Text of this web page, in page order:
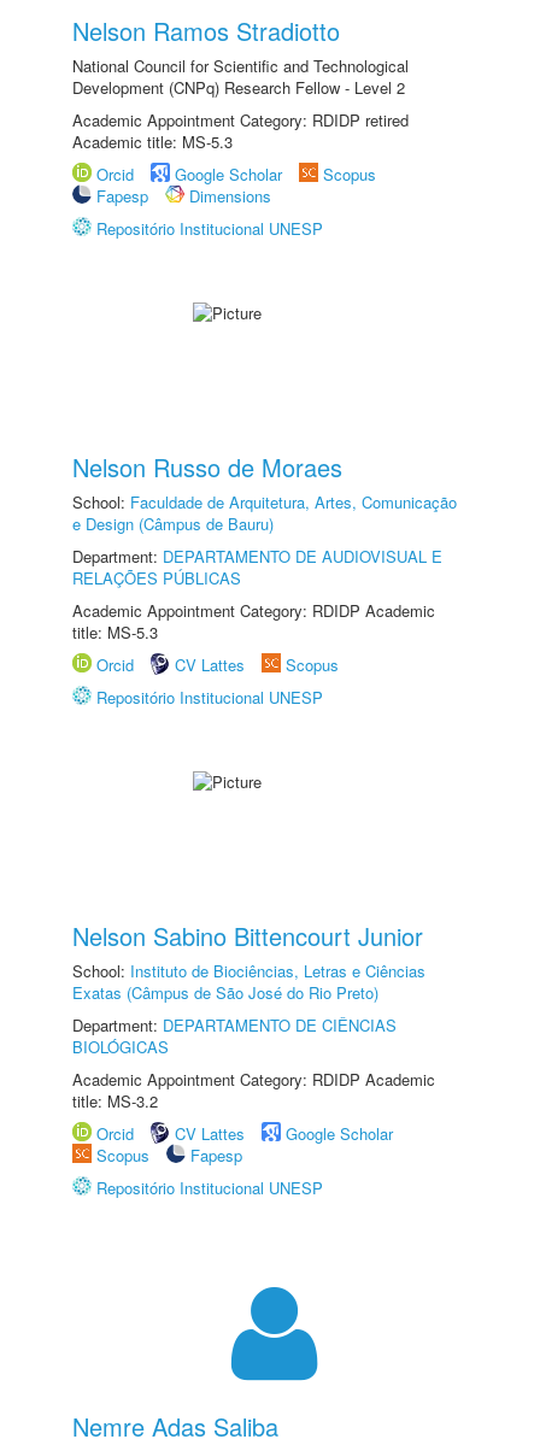
Nelson Ramos Stradiotto
National Council for Scientific and Technological
Development (CNPq) Research Fellow - Level 2
Academic Appointment Category: RDIDP retired
Academic title: MS-5.3
Orcid
Google Scholar
Scopus
Fapesp
Dimensions
Repositório Institucional UNESP
Nelson Russo de Moraes
School: Faculdade de Arquitetura, Artes, Comunicação
e Design (Câmpus de Bauru)
Department: DEPARTAMENTO DE AUDIOVISUAL E
RELAÇÕES PÚBLICAS
Academic Appointment Category: RDIDP Academic
title: MS-5.3
Orcid
CV Lattes
Scopus
Repositório Institucional UNESP
Nelson Sabino Bittencourt Junior
School: Instituto de Biociências, Letras e Ciências
Exatas (Câmpus de São José do Rio Preto)
Department: DEPARTAMENTO DE CIÊNCIAS
BIOLÓGICAS
Academic Appointment Category: RDIDP Academic
title: MS-3.2
Orcid
CV Lattes
Google Scholar
Scopus
Fapesp
Repositório Institucional UNESP
Nemre Adas Saliba